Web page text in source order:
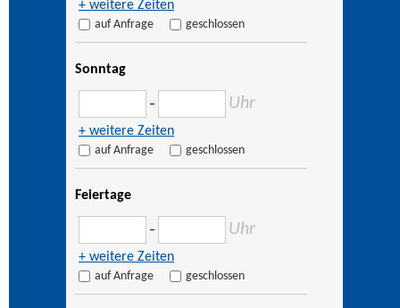
+ weitere Zeiten
auf Anfrage geschlossen
Sonntag
– Uhr
+ weitere Zeiten
auf Anfrage geschlossen
Feiertage
– Uhr
+ weitere Zeiten
auf Anfrage geschlossen